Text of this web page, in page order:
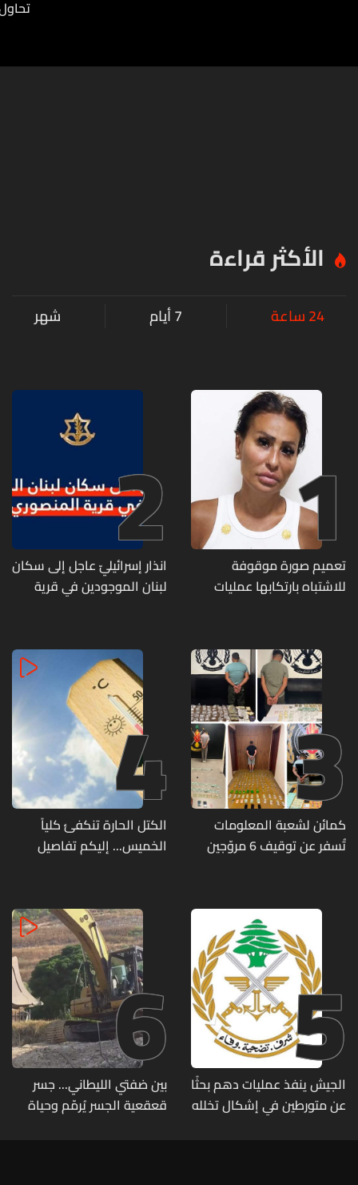
الأكثر قراءة
24 ساعة 7 أيام شهر
1
تعميم صورة موقوفة
للاشتباه بارتكابها عمليات
2
انذار إسرائيليّ عاجل إلى سكان
لبنان الموجودين في قرية
3
كمائن لشعبة المعلومات
تُسفر عن توقيف 6 مروّجين
4
الكتل الحارة تنكفئ كلياً
الخميس... إليكم تفاصيل
5
الجيش ينفذ عمليات دهم بحثًا
عن متورطين في إشكال تخلله
6
بين ضفتي الليطاني... جسر
قعقعية الجسر يُرمّم وحياة